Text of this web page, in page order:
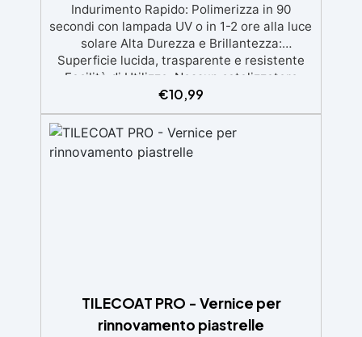
Indurimento Rapido: Polimerizza in 90
secondi con lampada UV o in 1-2 ore alla luce
solare Alta Durezza e Brillantezza:
Superficie lucida, trasparente e resistente
Facilità di Utilizzo: Nessun catalizzatore
richiesto, applicala e indurisce subito
Versatilità: Ideale per gioielli, accessori e
decorazioni personalizzate Nuova Formula:
Non lascia superfici appiccicose, risultato
pulito e sicuro
€10,99
TILECOAT PRO - Vernice per
rinnovamento piastrelle